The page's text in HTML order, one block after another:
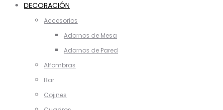
DECORACIÓN
Accesorios
Adornos de Mesa
Adornos de Pared
Alfombras
Bar
Cojines